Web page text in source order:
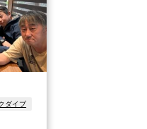
ダイブ